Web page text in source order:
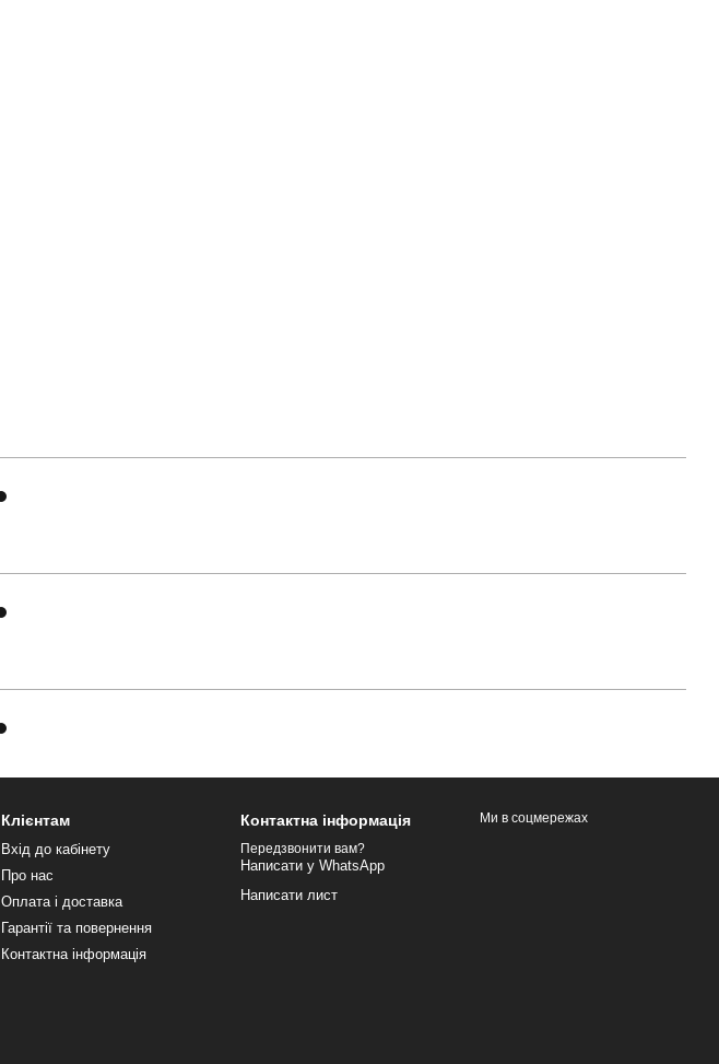
Клієнтам
Вхід до кабінету
Про нас
Оплата і доставка
Гарантії та повернення
Контактна інформація
Контактна інформація
Передзвонити вам?
Написати у WhatsApp
Написати лист
Ми в соцмережах